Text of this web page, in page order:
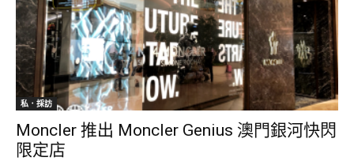
私．採訪
Moncler 推出 Moncler Genius 澳門銀河快閃
限定店